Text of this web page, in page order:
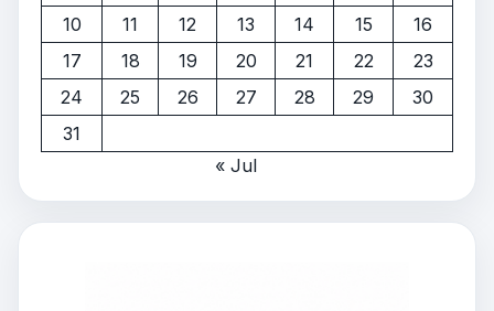
10
11 12 13 14 15
16
17
18 19 20 21 22
23
24
25 26 27 28 29
30
31
« Jul